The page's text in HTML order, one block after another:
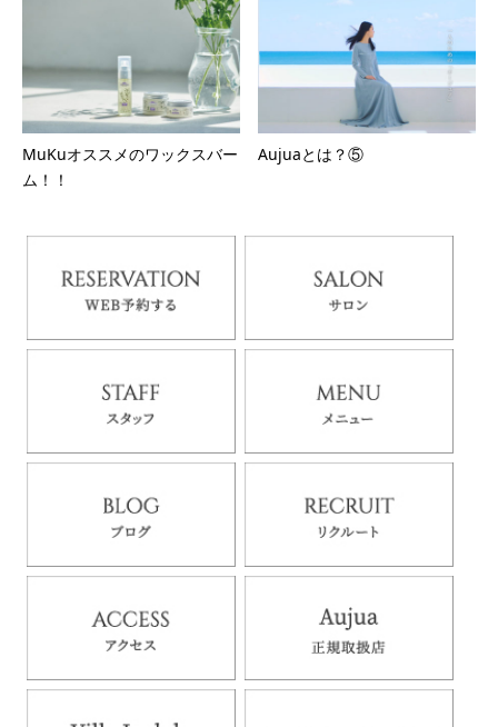
MuKuオススメのワックスバー
ム！！
Aujuaとは？⑤